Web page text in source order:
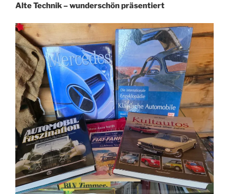
Alte Technik – wunderschön präsentiert